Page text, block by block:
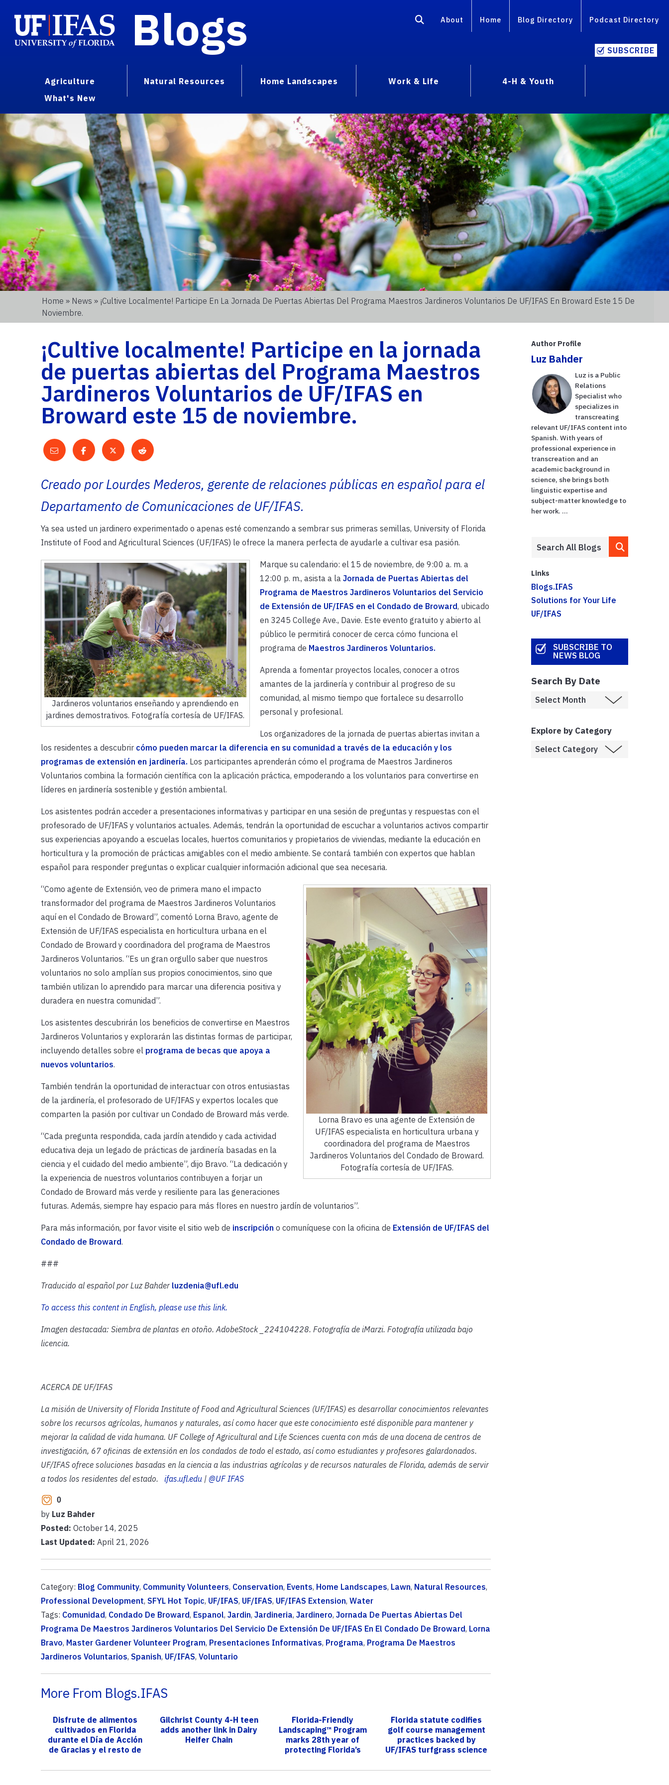
Blogs About Home Blog Directory Podcast Directory
SUBSCRIBE
Agriculture Natural Resources Home Landscapes Work & Life
4-H & Youth
What's New
Home » News » ¡Cultive Localmente! Participe En La Jornada De Puertas Abiertas Del Programa Maestros Jardineros Voluntarios De UF/IFAS En Broward Este 15 De
Noviembre.
¡Cultive localmente! Participe en la jornada
de puertas abiertas del Programa Maestros
Jardineros Voluntarios de UF/IFAS en
Broward este 15 de noviembre.
Creado por Lourdes Mederos, gerente de relaciones públicas en español para el
Departamento de Comunicaciones de UF/IFAS.
Ya sea usted un jardinero experimentado o apenas esté comenzando a sembrar sus primeras semillas, University of Florida
Institute of Food and Agricultural Sciences (UF/IFAS) le ofrece la manera perfecta de ayudarle a cultivar esa pasión.
Jardineros voluntarios enseñando y aprendiendo en
jardines demostrativos. Fotografía cortesía de UF/IFAS.
Marque su calendario: el 15 de noviembre, de 9:00 a. m. a
12:00 p. m., asista a la Jornada de Puertas Abiertas del
Programa de Maestros Jardineros Voluntarios del Servicio
de Extensión de UF/IFAS en el Condado de Broward, ubicado
en 3245 College Ave., Davie. Este evento gratuito y abierto al
público le permitirá conocer de cerca cómo funciona el
programa de Maestros Jardineros Voluntarios.
Aprenda a fomentar proyectos locales, conocer a otros
amantes de la jardinería y contribuir al progreso de su
comunidad, al mismo tiempo que fortalece su desarrollo
personal y profesional.
Los organizadores de la jornada de puertas abiertas invitan a
los residentes a descubrir cómo pueden marcar la diferencia en su comunidad a través de la educación y los
programas de extensión en jardinería. Los participantes aprenderán cómo el programa de Maestros Jardineros
Voluntarios combina la formación científica con la aplicación práctica, empoderando a los voluntarios para convertirse en
líderes en jardinería sostenible y gestión ambiental.
Los asistentes podrán acceder a presentaciones informativas y participar en una sesión de preguntas y respuestas con el
profesorado de UF/IFAS y voluntarios actuales. Además, tendrán la oportunidad de escuchar a voluntarios activos compartir
sus experiencias apoyando a escuelas locales, huertos comunitarios y propietarios de viviendas, mediante la educación en
horticultura y la promoción de prácticas amigables con el medio ambiente. Se contará también con expertos que hablan
español para responder preguntas o explicar cualquier información adicional que sea necesaria.
Lorna Bravo es una agente de Extensión de
UF/IFAS especialista en horticultura urbana y
coordinadora del programa de Maestros
Jardineros Voluntarios del Condado de Broward.
Fotografía cortesía de UF/IFAS.
“Como agente de Extensión, veo de primera mano el impacto
transformador del programa de Maestros Jardineros Voluntarios
aquí en el Condado de Broward”, comentó Lorna Bravo, agente de
Extensión de UF/IFAS especialista en horticultura urbana en el
Condado de Broward y coordinadora del programa de Maestros
Jardineros Voluntarios. “Es un gran orgullo saber que nuestros
voluntarios no solo amplían sus propios conocimientos, sino que
también utilizan lo aprendido para marcar una diferencia positiva y
duradera en nuestra comunidad”.
Los asistentes descubrirán los beneficios de convertirse en Maestros
Jardineros Voluntarios y explorarán las distintas formas de participar,
incluyendo detalles sobre el programa de becas que apoya a
nuevos voluntarios.
También tendrán la oportunidad de interactuar con otros entusiastas
de la jardinería, el profesorado de UF/IFAS y expertos locales que
comparten la pasión por cultivar un Condado de Broward más verde.
“Cada pregunta respondida, cada jardín atendido y cada actividad
educativa deja un legado de prácticas de jardinería basadas en la
ciencia y el cuidado del medio ambiente”, dijo Bravo. “La dedicación y
la experiencia de nuestros voluntarios contribuyen a forjar un
Condado de Broward más verde y resiliente para las generaciones
futuras. Además, siempre hay espacio para más flores en nuestro jardín de voluntarios”.
Para más información, por favor visite el sitio web de inscripción o comuníquese con la oficina de Extensión de UF/IFAS del
Condado de Broward.
###
Traducido al español por Luz Bahder luzdenia@ufl.edu
To access this content in English, please use this link.
Imagen destacada: Siembra de plantas en otoño. AdobeStock _224104228. Fotografía de iMarzi. Fotografía utilizada bajo
licencia.
ACERCA DE UF/IFAS
La misión de University of Florida Institute of Food and Agricultural Sciences (UF/IFAS) es desarrollar conocimientos relevantes
sobre los recursos agrícolas, humanos y naturales, así como hacer que este conocimiento esté disponible para mantener y
mejorar la calidad de vida humana. UF College of Agricultural and Life Sciences cuenta con más de una docena de centros de
investigación, 67 oficinas de extensión en los condados de todo el estado, así como estudiantes y profesores galardonados.
UF/IFAS ofrece soluciones basadas en la ciencia a las industrias agrícolas y de recursos naturales de Florida, además de servir
a todos los residentes del estado. ifas.ufl.edu| @UF IFAS
0
by Luz Bahder
Posted: October 14, 2025
Last Updated: April 21, 2026
Category: Blog Community, Community Volunteers, Conservation, Events, Home Landscapes, Lawn, Natural Resources,
Professional Development, SFYL Hot Topic, UF/IFAS, UF/IFAS, UF/IFAS Extension, Water
Tags: Comunidad, Condado De Broward, Espanol, Jardin, Jardineria, Jardinero, Jornada De Puertas Abiertas Del
Programa De Maestros Jardineros Voluntarios Del Servicio De Extensión De UF/IFAS En El Condado De Broward, Lorna
Bravo, Master Gardener Volunteer Program, Presentaciones Informativas, Programa, Programa De Maestros
Jardineros Voluntarios, Spanish, UF/IFAS, Voluntario
More From Blogs.IFAS
Disfrute de alimentos
cultivados en Florida
durante el Día de Acción
de Gracias y el resto de
Gilchrist County 4-H teen
adds another link in Dairy
Heifer Chain
Florida-Friendly
Landscaping™ Program
marks 28th year of
protecting Florida’s
Florida statute codifies
golf course management
practices backed by
UF/IFAS turfgrass science
Author Profile
Luz Bahder
Luz is a Public
Relations
Specialist who
specializes in
transcreating
relevant UF/IFAS content into
Spanish. With years of
professional experience in
transcreation and an
academic background in
science, she brings both
linguistic expertise and
subject-matter knowledge to
her work. ...
Links
Blogs.IFAS
Solutions for Your Life
UF/IFAS
SUBSCRIBE TO
NEWS BLOG
Search By Date
Explore by Category